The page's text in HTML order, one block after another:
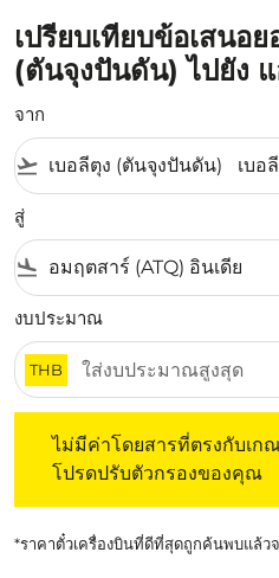
เปรียบเทียบข้อเสนอ
(ตันจุงปันดัน) ไปยัง
จาก
flight_takeoff
สู่
flight_land
งบประมาณ
THB
ไม่มีค่าโดยสารที่ตรงกับเ
โปรดปรับตัวกรองของคุณ
*ราคาตั๋วเครื่องบินที่ดีที่สุดถูกค้นพบแล้ว